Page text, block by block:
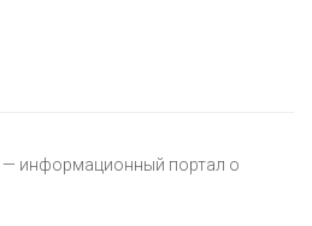
— информационный портал о